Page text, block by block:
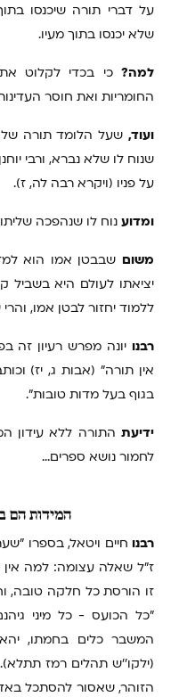
על דברי תורה שיכנסו
שלא יכנסו בתוך מעיו.
למה? כי בכדי לקלוט
החומריות ואת חוסר
ועוד, שעל הלומד תורה
שנוח לו שלא נברא, ורבי
על פניו (ויקרא רבה לה, ז).
ומדוע נוח לו שנהפכה שליתו
משום שבבטן אמו הוא
יציאתו לעולם היא בשביל
ללמוד יחזור לבטן אמו,
רבנו יונה מפרש רעיון זה
אין תורה" (אבות ג, יז)
בגוף בעל מדות טובות".
ידיעת התורה ללא עידון
לחמור נושא ספרים...
המידות הם
רבנו חיים ויטאל, בספרו
ז"ל שאלה עצומה: למה אין
זו הורסת כל חלקה טובה,
"כל הכועס - כל מיני
המשבר כלים בחמתו, יהא
(ילקו''ש תהלים רמז
הזוהר, שאסור להסתכל